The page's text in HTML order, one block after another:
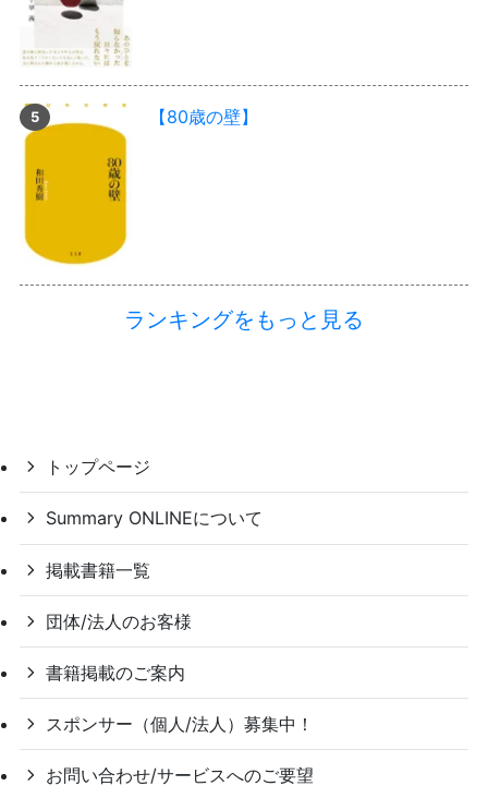
【80歳の壁】
ランキングをもっと見る
トップページ
Summary ONLINEについて
掲載書籍一覧
団体/法人のお客様
書籍掲載のご案内
スポンサー（個人/法人）募集中！
お問い合わせ/サービスへのご要望